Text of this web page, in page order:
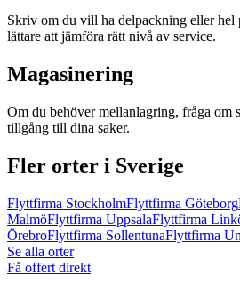
Skriv om du vill ha delpackning eller hel
lättare att jämföra rätt nivå av service.
Magasinering
Om du behöver mellanlagring, fråga om
tillgång till dina saker.
Fler orter i Sverige
Flyttfirma StockholmFlyttfirma Göteborg
MalmöFlyttfirma UppsalaFlyttfirma
ÖrebroFlyttfirma SollentunaFlyttfirma
Se alla orter
Få offert direkt